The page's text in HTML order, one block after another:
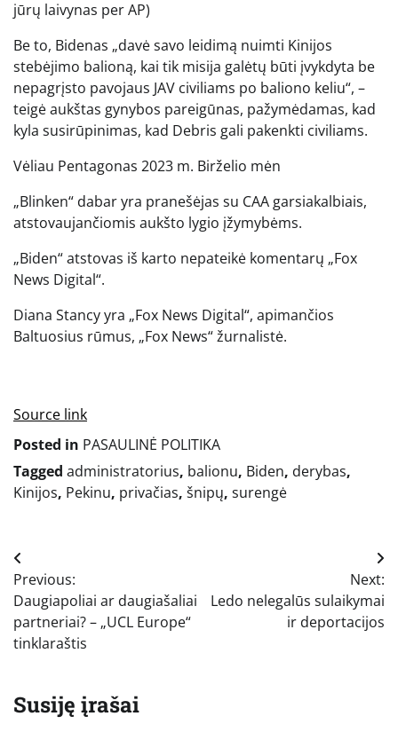
jūrų laivynas per AP)
Be to, Bidenas „davė savo leidimą nuimti Kinijos
stebėjimo balioną, kai tik misija galėtų būti įvykdyta be
nepagrįsto pavojaus JAV civiliams po baliono keliu“, –
teigė aukštas gynybos pareigūnas, pažymėdamas, kad
kyla susirūpinimas, kad Debris gali pakenkti civiliams.
Vėliau Pentagonas 2023 m. Birželio mėn
„Blinken“ dabar yra pranešėjas su CAA garsiakalbiais,
atstovaujančiomis aukšto lygio įžymybėms.
„Biden“ atstovas iš karto nepateikė komentarų „Fox
News Digital“.
Diana Stancy yra „Fox News Digital“, apimančios
Baltuosius rūmus, „Fox News“ žurnalistė.
Source link
Posted in PASAULINĖ POLITIKA
Tagged administratorius, balionu, Biden, derybas,
Kinijos, Pekinu, privačias, šnipų, surengė
Navigacija
tarp
įrašų
Previous:
Daugiapoliai ar daugiašaliai
partneriai? – „UCL Europe“
tinklaraštis
Next:
Ledo nelegalūs sulaikymai
ir deportacijos
Susiję įrašai